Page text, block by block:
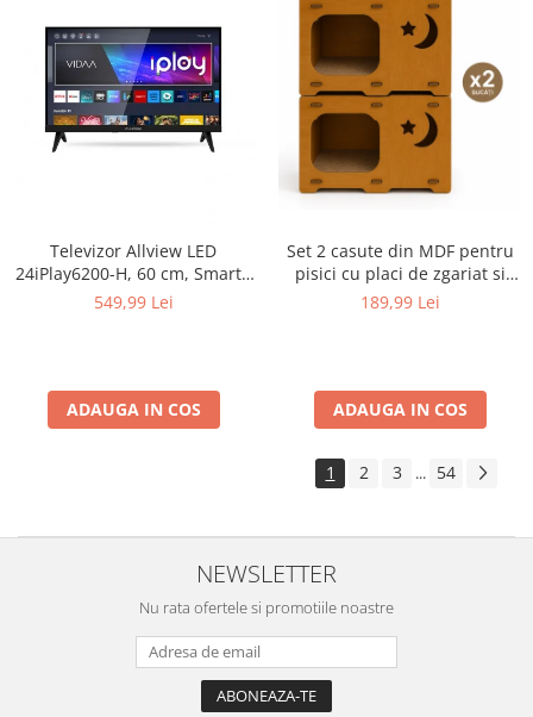
Televizor Allview LED
24iPlay6200-H, 60 cm, Smart ,
HD, Clasa E - Copie
549,99 Lei
ADAUGA IN COS
Set 2 casute din MDF pentru
pisici cu placi de zgariat si
terasa, Buntz, pentru interior,
189,99 Lei
ADAUGA IN COS
1 2 3 ... 54
NEWSLETTER
Nu rata ofertele si promotiile noastre